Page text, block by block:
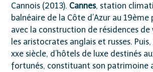
Cannois (2013). Cannes, station
balnéaire de la Côte d’Azur au 19ème
avec la construction de résidences
les aristocrates anglais et russes.
xxe siècle, d’hôtels de luxe destinés
fortunés, constituant son patrimoine